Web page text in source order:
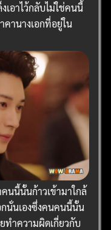
เอาไว้กลับไม่ใช่คนนี้
านางเอกที่อยู่ใน
คนนี้นั้นก้าวเข้ามาใกล้
กนั่นเองซึ่งคนคนนี้นั้น
ทำความผิดเกี่ยวกับ